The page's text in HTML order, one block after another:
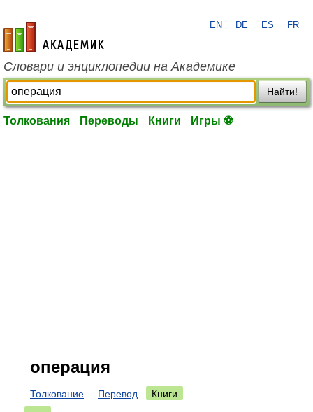
academic.ru
EN DE ES FR
Словари и энциклопедии на Академике
Найти!
Толкования Переводы Книги Игры ⚽
операция
Толкование Перевод
Книги